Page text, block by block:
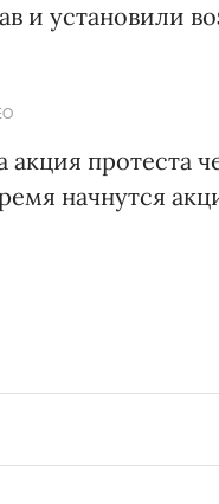
и установили
протеста
начнутся